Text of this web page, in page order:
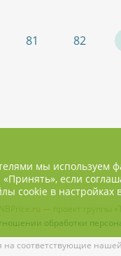
81 82
обработки
соответствующие
мы используем
если
cookie в настройках